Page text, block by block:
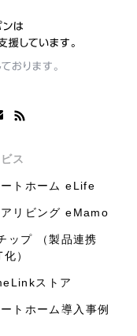
ス
トホーム eLife
リビング eMamo
ップ （製品連携
）
ストア
トホーム導入事例